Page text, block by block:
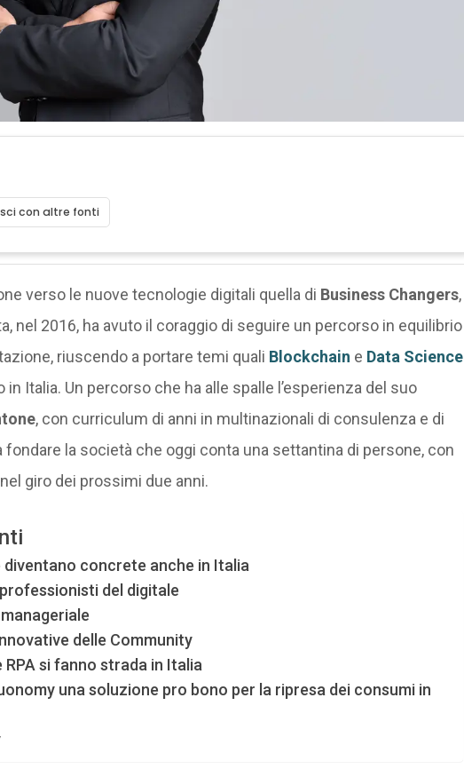
con altre fonti
verso le nuove tecnologie digitali quella di Business Changers,
nel 2016, ha avuto il coraggio di seguire un percorso in equilibrio
riuscendo a portare temi quali Blockchain e Data Science
Italia. Un percorso che ha alle spalle l’esperienza del suo
, con curriculum di anni in multinazionali di consulenza e di
fondare la società che oggi conta una settantina di persone, con
giro dei prossimi due anni.
diventano concrete anche in Italia
del digitale
delle Community
si fanno strada in Italia
una soluzione pro bono per la ripresa dei consumi in